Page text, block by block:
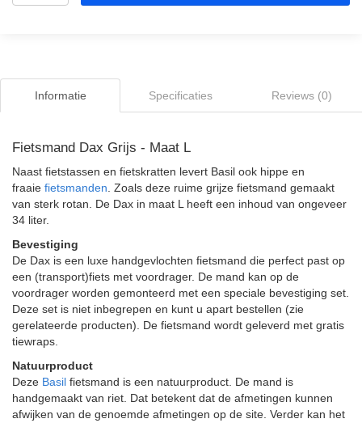
Informatie Specificaties Reviews (0)
Fietsmand Dax Grijs - Maat L
Naast fietstassen en fietskratten levert Basil ook hippe en
fraaie fietsmanden . Zoals deze ruime grijze fietsmand gemaakt
van sterk rotan. De Dax in maat L heeft een inhoud van ongeveer
34 liter.
Bevestiging
De Dax is een luxe handgevlochten fietsmand die perfect past op
een (transport)fiets met voordrager. De mand kan op de
voordrager worden gemonteerd met een speciale bevestiging set.
Deze set is niet inbegrepen en kunt u apart bestellen (zie
gerelateerde producten). De fietsmand wordt geleverd met gratis
tiewraps.
Natuurproduct
Deze Basil fietsmand is een natuurproduct. De mand is
handgemaakt van riet. Dat betekent dat de afmetingen kunnen
afwijken van de genoemde afmetingen op de site. Verder kan het